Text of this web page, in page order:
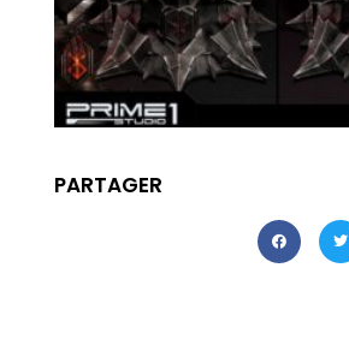
PARTAGER